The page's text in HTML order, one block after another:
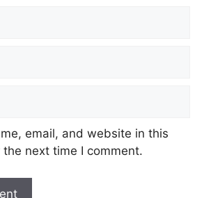
email, and website in this
next time I comment.